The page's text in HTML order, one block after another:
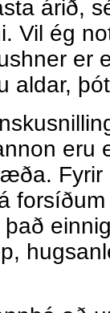
árið,
Vil ég
er
aldar,
eru
Fyrir